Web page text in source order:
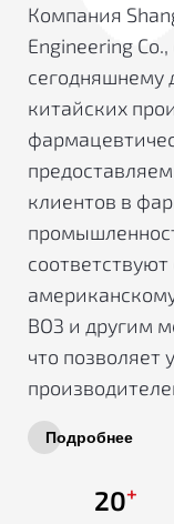
Компания
Engineering
сегодняшнему
китайских
клиентов в
ВОЗ и другим
что позволяет
Подробнее
20+